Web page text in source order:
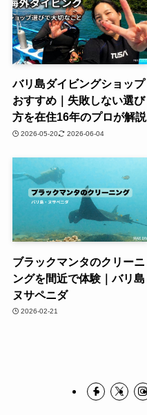
バリ島ダイビングショップ
おすすめ｜失敗しない選び
方を在住16年のプロが解説
2026-05-20 2026-06-04
ブラックマンタのクリーニ
ングを間近で体験｜バリ島
ヌサペニダ
2026-02-21